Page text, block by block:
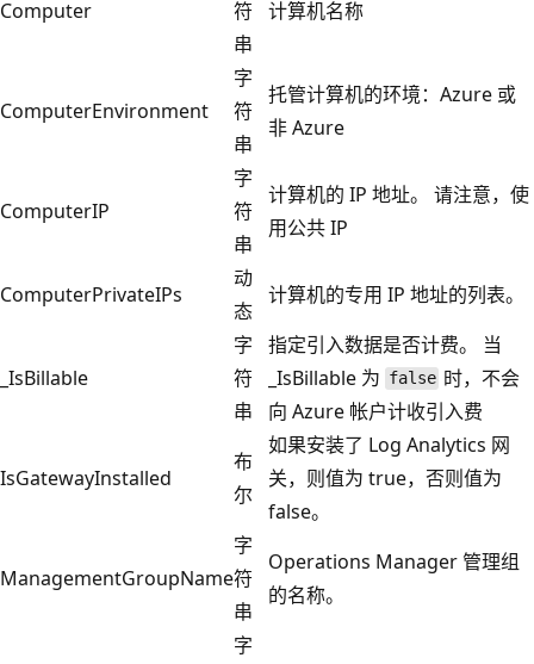
Computer
符
串
计算机名称
ComputerEnvironment
字
符
串
托管计算机的环境：Azure 或
非 Azure
ComputerIP
字
符
串
计算机的 IP 地址。 请注意，使
用公共 IP
ComputerPrivateIPs
动
态
计算机的专用 IP 地址的列表。
_IsBillable
字
符
串
指定引入数据是否计费。 当
_IsBillable 为 false 时，不会
向 Azure 帐户计收引入费
IsGatewayInstalled
布
尔
如果安装了 Log Analytics 网
关，则值为 true，否则值为
false。
ManagementGroupName
字
符
串
Operations Manager 管理组
的名称。
字